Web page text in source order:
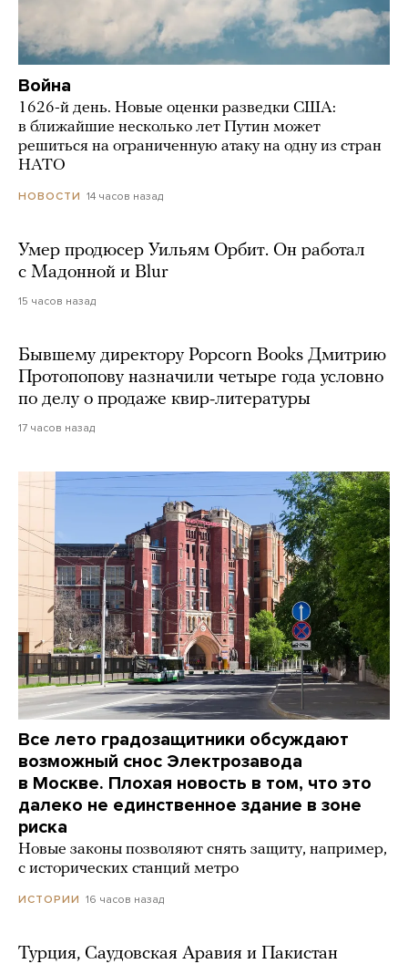
Война
1626-й день. Новые оценки разведки США:
в ближайшие несколько лет Путин может
решиться на ограниченную атаку на одну из стран
НАТО
НОВОСТИ 14 часов назад
Умер продюсер Уильям Орбит. Он работал
с Мадонной и Blur
15 часов назад
Бывшему директору Popcorn Books Дмитрию
Протопопову назначили четыре года условно
по делу о продаже квир-литературы
17 часов назад
Все лето градозащитники обсуждают
возможный снос Электрозавода
в Москве. Плохая новость в том, что это
далеко не единственное здание в зоне
риска
Новые законы позволяют снять защиту, например,
с исторических станций метро
ИСТОРИИ 16 часов назад
Турция, Саудовская Аравия и Пакистан